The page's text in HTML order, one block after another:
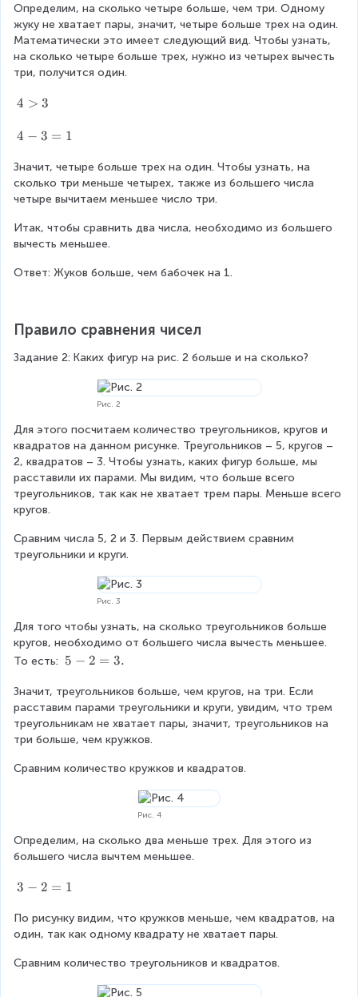
Определим, на сколько четыре больше, чем три. Одному
жуку не хватает пары, значит, четыре больше трех на один.
Математически это имеет следующий вид. Чтобы узнать,
на сколько четыре больше трех, нужно из четырех вычесть
три, получится один.
4
3
4 > 3
4
3
=
1
4 − 3 = 1
Значит, четыре больше трех на один. Чтобы узнать, на
сколько три меньше четырех, также из большего числа
четыре вычитаем меньшее число три.
Итак, чтобы сравнить два числа, необходимо из большего
вычесть меньшее.
Ответ: Жуков больше, чем бабочек на 1.
Правило сравнения чисел
Задание 2: Каких фигур на рис. 2 больше и на сколько?
Рис. 2
Для этого посчитаем количество треугольников, кругов и
квадратов на данном рисунке. Треугольников – 5, кругов –
2, квадратов – 3. Чтобы узнать, каких фигур больше, мы
расставили их парами. Мы видим, что больше всего
треугольников, так как не хватает трем пары. Меньше всего
кругов.
Сравним числа 5, 2 и 3. Первым действием сравним
треугольники и круги.
Рис. 3
Для того чтобы узнать, на сколько треугольников больше
кругов, необходимо от большего числа вычесть меньшее.
То есть: 5
2
=
3
.
5 − 2 = 3.
Значит, треугольников больше, чем кругов, на три. Если
расставим парами треугольники и круги, увидим, что трем
треугольникам не хватает пары, значит, треугольников на
три больше, чем кружков.
Сравним количество кружков и квадратов.
Рис. 4
Определим, на сколько два меньше трех. Для этого из
большего числа вычтем меньшее.
3
2
=
3 − 2 = 1
По рисунку видим, что кружков меньше, чем квадратов, на
один, так как одному квадрату не хватает пары.
Сравним количество треугольников и квадратов.